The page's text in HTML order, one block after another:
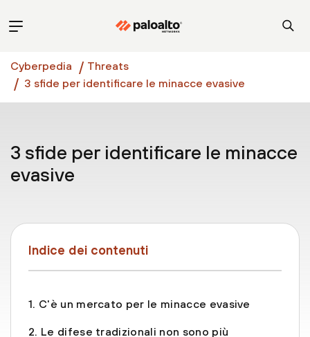
Cyberpedia
Threats
3 sfide per identificare le minacce evasive
3 sfide per identificare le minacce
evasive
Indice dei contenuti
1. C'è un mercato per le minacce evasive
2. Le difese tradizionali non sono più